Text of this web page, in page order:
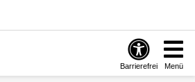
Barrierefrei Menü